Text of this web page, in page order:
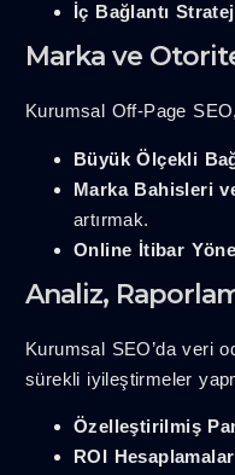
İç Bağlantı
Marka ve
Kurumsal Off-Page
Büyük Ölçekli
Marka Bahisleri
artırmak.
Online İtibar
Analiz,
Kurumsal SEO’da veri
sürekli iyileştirmeler
Özelleştirilmiş
ROI